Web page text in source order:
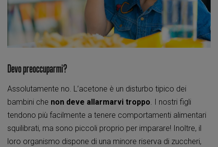
Devo preoccuparmi?
Assolutamente no. L’acetone è un disturbo tipico dei
bambini che non deve allarmarvi troppo. I nostri figli
tendono più facilmente a tenere comportamenti alimentari
squilibrati, ma sono piccoli proprio per imparare! Inoltre, il
loro organismo dispone di una minore riserva di zuccheri,